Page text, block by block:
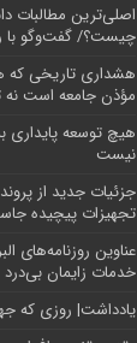
اصلی‌ترین مطالبات
چیست؟/ گفت‌وگو با
هشداری تاریخی که
مؤذن جامعه است نه
هیچ توسعه
نیست
جزئیات جدید از
تجهیزات پیچیده
خدمات زایمان بی‌درد
یادداشت| روزی که